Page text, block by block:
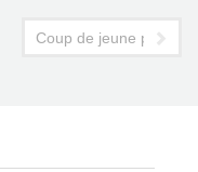
le navireCoup de jeune pour